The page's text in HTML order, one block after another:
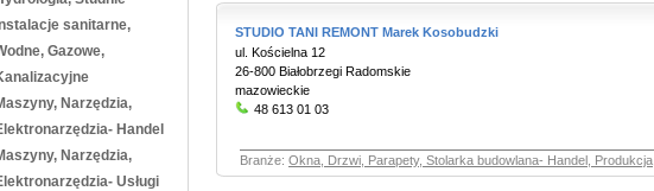
sanitarne,
Gazowe,
Narzędzia,
Handel
Narzędzia,
Usługi
STUDIO TANI REMONT Marek Kosobudzki
ul. Kościelna 12
26-800 Białobrzegi Radomskie
mazowieckie
48 613 01 03
Branże: Okna, Drzwi, Parapety, Stolarka budowlana- Handel, Produkcja